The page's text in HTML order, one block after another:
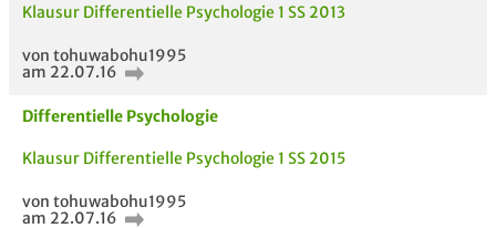
Klausur Differentielle Psychologie 1 SS 2013
von tohuwabohu1995
am 22.07.16
Differentielle Psychologie
Klausur Differentielle Psychologie 1 SS 2015
von tohuwabohu1995
am 22.07.16